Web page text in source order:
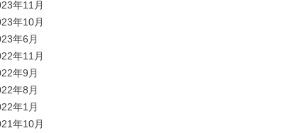
年11月
年10月
年6月
年11月
年9月
年8月
年1月
年10月